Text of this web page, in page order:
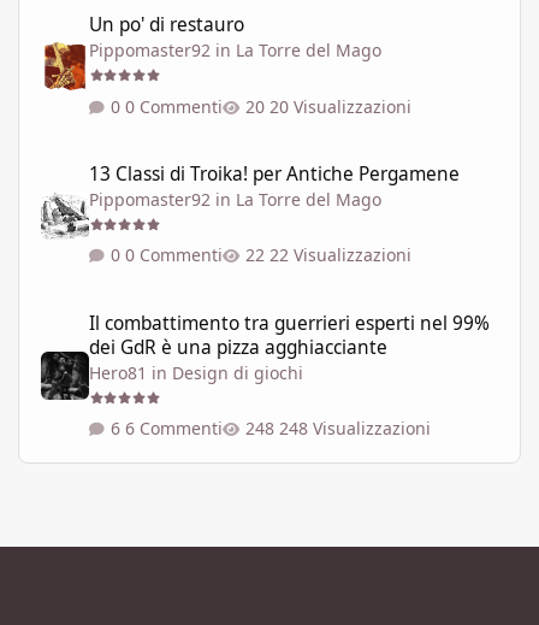
Un po' di restauro
Pippomaster92 in La Torre del Mago
0 Commenti 20 Visualizzazioni
13 Classi di Troika! per Antiche Pergamene
Pippomaster92 in La Torre del Mago
0 Commenti 22 Visualizzazioni
Il combattimento tra guerrieri esperti nel 99%
dei GdR è una pizza agghiacciante
Hero81 in Design di giochi
6 Commenti 248 Visualizzazioni